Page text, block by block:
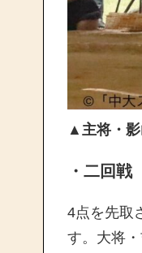
▲主将・影
・二回戦
4点を先取
す。大将